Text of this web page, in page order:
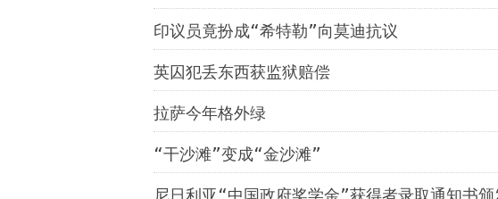
印议员竟扮成“希特勒”向莫迪抗议
英囚犯丢东西获监狱赔偿
拉萨今年格外绿
“干沙滩”变成“金沙滩”
尼日利亚“中国政府奖学金”获得者录取通知书